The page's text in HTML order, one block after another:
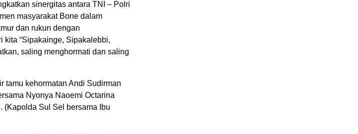
sinergitas antara TNI – Polri
masyarakat Bone dalam
dan rukun dengan
kita “Sipakainge, Sipakalebbi,
saling menghormati dan saling
tamu kehormatan Andi Sudirman
Nyonya Naoemi Octarina
(Kapolda Sul Sel bersama Ibu